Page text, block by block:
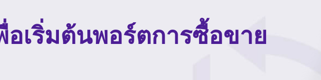
อเริ่มต้นพอร์ตการซื้อขาย